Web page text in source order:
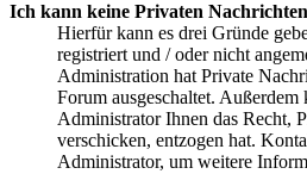
Ich kann keine Privaten
Hierfür kann es drei Gründe
registriert und / oder nicht
Administration hat Private
Forum ausgeschaltet. Außerdem
Administrator Ihnen das Recht,
verschicken, entzogen hat.
Administrator, um weitere